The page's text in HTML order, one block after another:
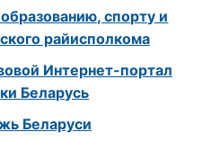
спорту и
райисполкома
Интернет-портал
Беларусь
Беларуси